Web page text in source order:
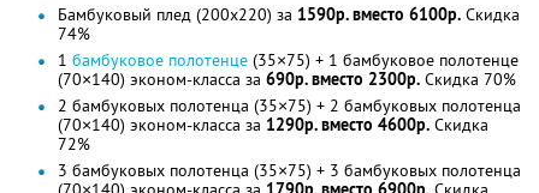
Бамбуковый плед (200x220) за 1590р. вместо 6100р. Скидка
74%
1 бамбуковое полотенце (35×75) + 1 бамбуковое полотенце
(70×140) эконом-класса за 690р. вместо 2300р. Скидка 70%
2 бамбуковых полотенца (35×75) + 2 бамбуковых полотенца
(70×140) эконом-класса за 1290р. вместо 4600р. Скидка
72%
3 бамбуковых полотенца (35×75) + 3 бамбуковых полотенца